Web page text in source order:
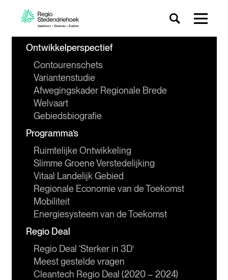
Ontwikkelperspectief
Contourenschets
Variantenstudie
Afwegingskader Regionale Brede
Welvaart
Gebiedsbiografie
Programma’s
Ruimtelijke Ontwikkeling
Slimme Groene Verstedelijking
Vitaal Landelijk Gebied
Regionale Economie van de Toekomst
Mobiliteit
Energiesysteem van de Toekomst
Regio Deal
Regio Deal ‘Sterker in 3D’
Meest gestelde vragen
Cleantech Regio Deal (2020 – 2024)